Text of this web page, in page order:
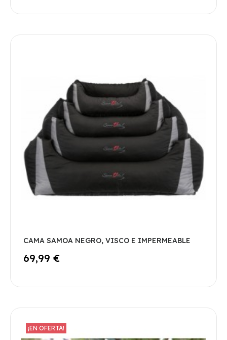
CAMA SAMOA NEGRO, VISCO E IMPERMEABLE
69,99 €
¡EN OFERTA!